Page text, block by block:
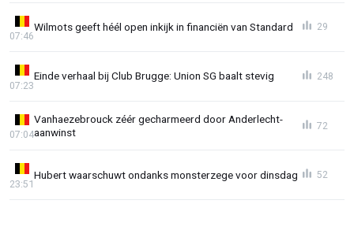
Wilmots geeft héél open inkijk in financiën van Standard
07:46
29
Einde verhaal bij Club Brugge: Union SG baalt stevig
07:23
248
Vanhaezebrouck zéér gecharmeerd door Anderlecht-
aanwinst
07:04
72
Hubert waarschuwt ondanks monsterzege voor dinsdag
23:51
52